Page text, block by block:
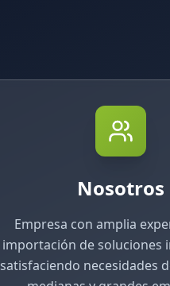
Nosotros
Empresa con amplia
importación de soluciones
satisfaciendo necesidades